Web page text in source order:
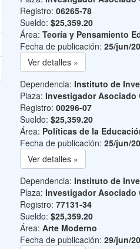
Registro: 06265-78
Sueldo: $25,359.20
Área: Teoría y Pensamiento
Fecha de publicación: 25/jun/
Ver detalles »
Dependencia: Instituto de
Plaza: Investigador Asociado
Registro: 00296-07
Sueldo: $25,359.20
Área: Políticas de la
Fecha de publicación: 25/jun/
Ver detalles »
Dependencia: Instituto de
Plaza: Investigador Asociado
Registro: 77131-34
Sueldo: $25,359.20
Área: Arte Moderno
Fecha de publicación: 29/jun/